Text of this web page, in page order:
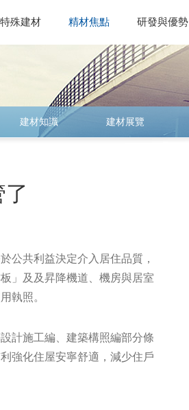
特殊建材 精材焦點 研發與優勢
建材知識 建材展覽
公共利益決定介入居住品質，
」及及昇降機道、機房與居室
執照。
計施工編、建築構照編部分條
強化住屋安寧舒適，減少住戶